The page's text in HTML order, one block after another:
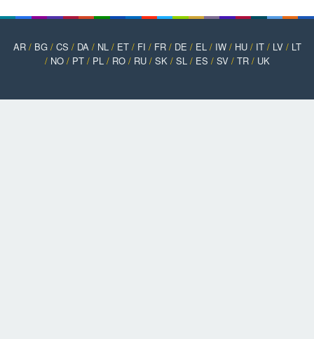
AR/ BG/ CS / DA/ NL/ ET/ FI / FR/ DE / EL/ IW/ HU/ IT/ LV/ LT
/ NO/ PT/ PL/ RO/ RU/ SK/ SL/ ES / SV/ TR/ UK